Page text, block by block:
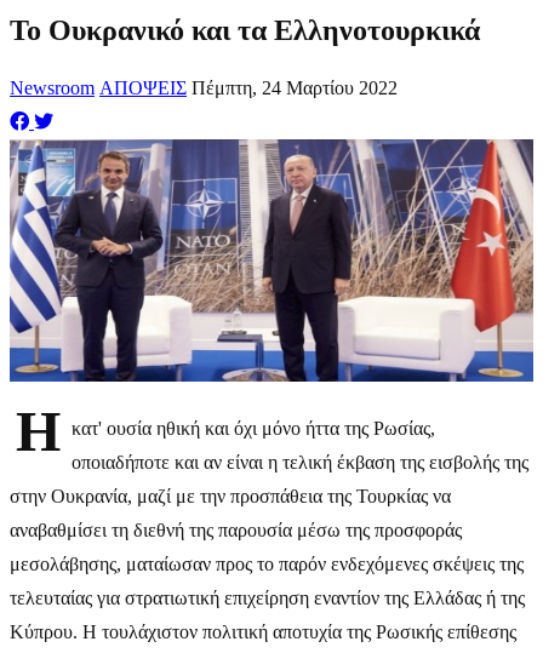
Το Ουκρανικό και τα Ελληνοτουρκικά
Newsroom ΑΠΟΨΕΙΣ Πέμπτη, 24 Μαρτίου 2022
Η κατ' ουσία ηθική και όχι μόνο ήττα της Ρωσίας,
οποιαδήποτε και αν είναι η τελική έκβαση της εισβολής της
στην Ουκρανία, μαζί με την προσπάθεια της Τουρκίας να
αναβαθμίσει τη διεθνή της παρουσία μέσω της προσφοράς
μεσολάβησης, ματαίωσαν προς το παρόν ενδεχόμενες σκέψεις της
τελευταίας για στρατιωτική επιχείρηση εναντίον της Ελλάδας ή της
Κύπρου. Η τουλάχιστον πολιτική αποτυχία της Ρωσικής επίθεσης